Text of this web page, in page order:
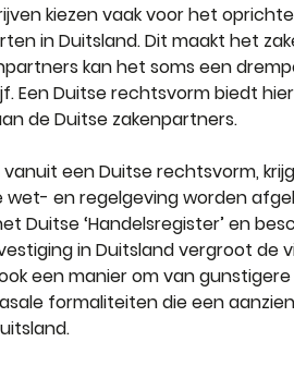
kiezen vaak voor het
in Duitsland. Dit maakt het
kan het soms een
Een Duitse rechtsvorm biedt
de Duitse zakenpartners.
een Duitse rechtsvorm,
wet- en regelgeving worden
Duitse ‘Handelsregister’ en
in Duitsland vergroot de
een manier om van
formaliteiten die een